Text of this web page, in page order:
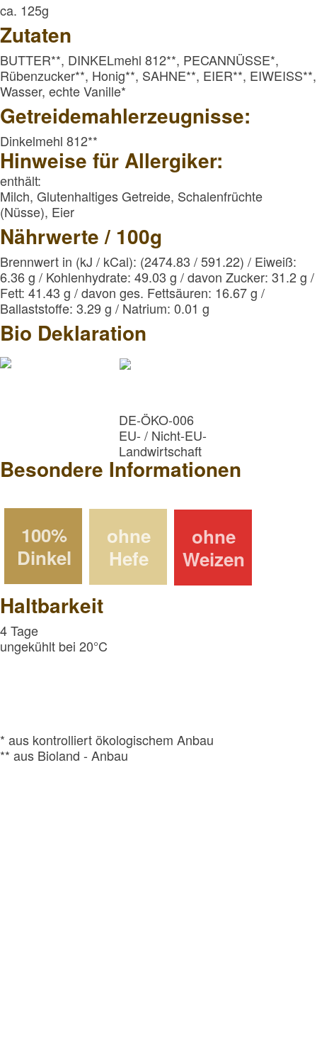
ca. 125g
Zutaten
BUTTER**, DINKELmehl 812**, PECANNÜSSE*,
Rübenzucker**, Honig**, SAHNE**, EIER**,
Wasser, echte Vanille*
Getreidemahlerzeugnisse:
Dinkelmehl 812**
Hinweise für Allergiker:
enthält:
Milch, Glutenhaltiges Getreide, Schalenfrüchte
(Nüsse), Eier
Nährwerte / 100g
Brennwert in (kJ / kCal): (2474.83 / 591.22) / Eiweiß:
6.36 g / Kohlenhydrate: 49.03 g / davon Zucker: 31.2 g /
Fett: 41.43 g / davon ges. Fettsäuren: 16.67 g /
Ballaststoffe: 3.29 g / Natrium: 0.01 g
Bio Deklaration
Besondere Informationen
Haltbarkeit
4 Tage
ungekühlt bei 20°C
* aus kontrolliert ökologischem Anbau
** aus Bioland - Anbau
DE-ÖKO-006
EU- / Nicht-EU-
Landwirtschaft
100%
Dinkel
ohne
Hefe
ohne
Weizen